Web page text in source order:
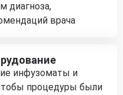
диагноза,
врача
инфузоматы и
процедуры были